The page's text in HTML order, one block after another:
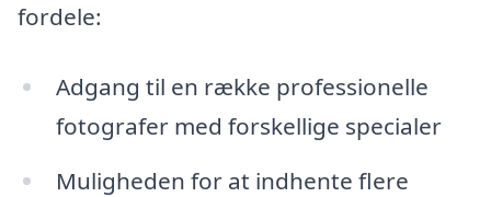
fordele:
Adgang til en række professionelle
fotografer med forskellige specialer
Muligheden for at indhente flere